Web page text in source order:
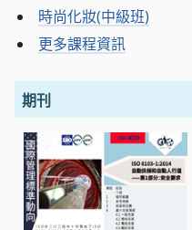
時尚化妝(中級班)
更多課程資訊
期刊